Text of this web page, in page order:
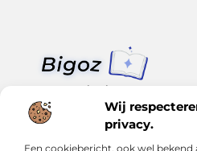
Wij
privacy.
Een cookiebericht, ook wel bekend
Van klein nieuws tot grote
Lees inspirerende blogs en
actualiteit en